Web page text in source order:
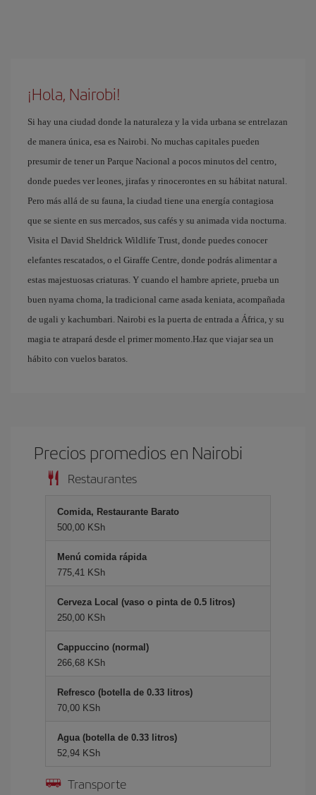
¡Hola, Nairobi!
Si hay una ciudad donde la naturaleza y la vida urbana se entrelazan
de manera única, esa es Nairobi. No muchas capitales pueden
presumir de tener un Parque Nacional a pocos minutos del centro,
donde puedes ver leones, jirafas y rinocerontes en su hábitat natural.
Pero más allá de su fauna, la ciudad tiene una energía contagiosa
que se siente en sus mercados, sus cafés y su animada vida nocturna.
Visita el David Sheldrick Wildlife Trust, donde puedes conocer
elefantes rescatados, o el Giraffe Centre, donde podrás alimentar a
estas majestuosas criaturas. Y cuando el hambre apriete, prueba un
buen nyama choma, la tradicional carne asada keniata, acompañada
de ugali y kachumbari. Nairobi es la puerta de entrada a África, y su
magia te atrapará desde el primer momento.Haz que viajar sea un
hábito con vuelos baratos.
Precios promedios en Nairobi
Restaurantes
Comida, Restaurante Barato
500,00 KSh
Menú comida rápida
775,41 KSh
Cerveza Local (vaso o pinta de 0.5 litros)
250,00 KSh
Cappuccino (normal)
266,68 KSh
Refresco (botella de 0.33 litros)
70,00 KSh
Agua (botella de 0.33 litros)
52,94 KSh
Transporte